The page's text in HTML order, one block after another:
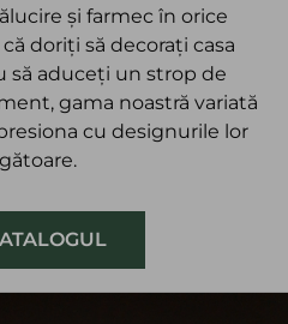
și farmec în orice
doriți să decorați casa
să aduceți un strop de
gama noastră variată
cu designurile lor